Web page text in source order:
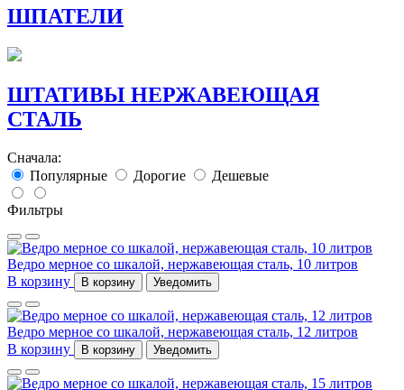
ШПАТЕЛИ
ШТАТИВЫ НЕРЖАВЕЮЩАЯ
СТАЛЬ
Сначала:
Популярные
Дорогие Дешевые
Фильтры
Ведро мерное со шкалой, нержавеющая сталь, 10 литров
В корзину
В корзину Уведомить
Ведро мерное со шкалой, нержавеющая сталь, 12 литров
В корзину
В корзину Уведомить